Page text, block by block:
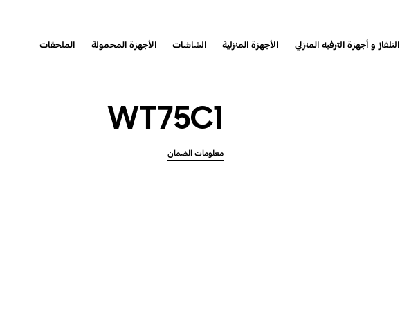
التلفاز و أجهزة الترفيه المنزلي الأجهزة المنزلية الشاشات الأجهزة المحمولة الملحقات
WT75C1
معلومات الضمان